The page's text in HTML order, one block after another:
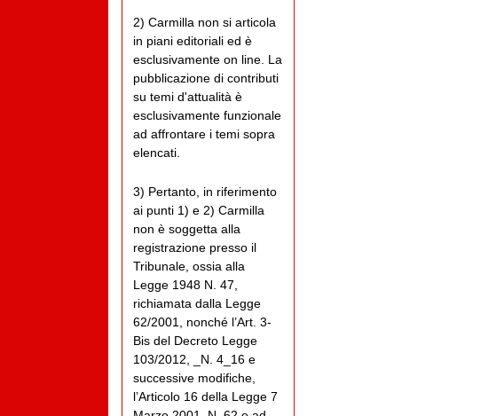
2) Carmilla non si articola
in piani editoriali ed è
esclusivamente on line. La
pubblicazione di contributi
su temi d'attualità è
esclusivamente funzionale
ad affrontare i temi sopra
elencati.
3) Pertanto, in riferimento
ai punti 1) e 2) Carmilla
non è soggetta alla
registrazione presso il
Tribunale, ossia alla
Legge 1948 N. 47,
richiamata dalla Legge
62/2001, nonché l’Art. 3-
Bis del Decreto Legge
103/2012, _N. 4_16 e
successive modifiche,
l’Articolo 16 della Legge 7